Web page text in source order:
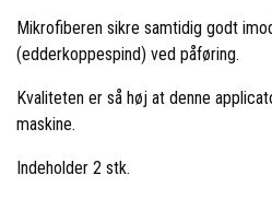
Mikrofiberen sikre samtidig godt
(edderkoppespind) ved påføring.
Kvaliteten er så høj at denne
maskine.
Indeholder 2 stk.